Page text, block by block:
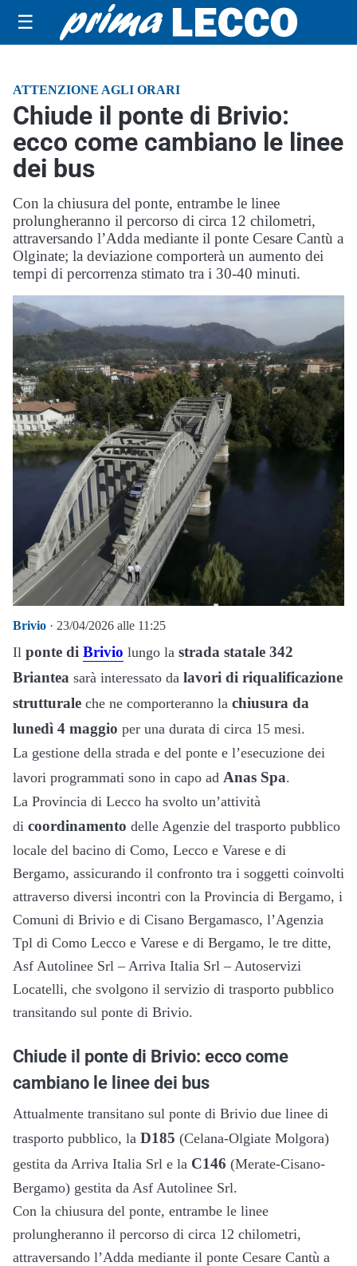
☰
ATTENZIONE AGLI ORARI
Chiude il ponte di Brivio:
ecco come cambiano le linee
dei bus
Con la chiusura del ponte, entrambe le linee
prolungheranno il percorso di circa 12 chilometri,
attraversando l’Adda mediante il ponte Cesare Cantù a
Olginate; la deviazione comporterà un aumento dei
tempi di percorrenza stimato tra i 30-40 minuti.
Brivio · 23/04/2026 alle 11:25
Il ponte di Brivio lungo la strada statale 342
Briantea sarà interessato da lavori di riqualificazione
strutturale che ne comporteranno la chiusura da
lunedì 4 maggio per una durata di circa 15 mesi.
La gestione della strada e del ponte e l’esecuzione dei
lavori programmati sono in capo ad Anas Spa.
La Provincia di Lecco ha svolto un’attività
di coordinamento delle Agenzie del trasporto pubblico
locale del bacino di Como, Lecco e Varese e di
Bergamo, assicurando il confronto tra i soggetti coinvolti
attraverso diversi incontri con la Provincia di Bergamo, i
Comuni di Brivio e di Cisano Bergamasco, l’Agenzia
Tpl di Como Lecco e Varese e di Bergamo, le tre ditte,
Asf Autolinee Srl – Arriva Italia Srl – Autoservizi
Locatelli, che svolgono il servizio di trasporto pubblico
transitando sul ponte di Brivio.
Chiude il ponte di Brivio: ecco come
cambiano le linee dei bus
Attualmente transitano sul ponte di Brivio due linee di
trasporto pubblico, la D185 (Celana-Olgiate Molgora)
gestita da Arriva Italia Srl e la C146 (Merate-Cisano-
Bergamo) gestita da Asf Autolinee Srl.
Con la chiusura del ponte, entrambe le linee
prolungheranno il percorso di circa 12 chilometri,
attraversando l’Adda mediante il ponte Cesare Cantù a